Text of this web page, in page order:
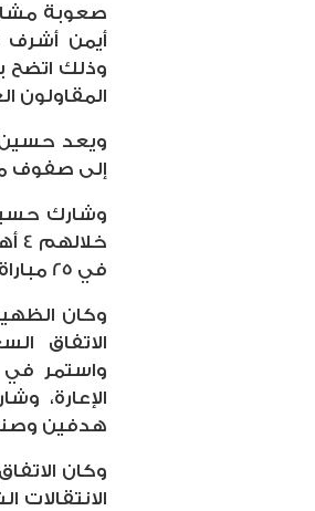
صعوبة
أيمن أشرف
وذلك اتضح
المقاولون
إلى صفوف
في 25 مباراة سجل خلالهم هدفين وصنع هدف.
وكان
واستمر
هدفين
وكان
الانتقالات